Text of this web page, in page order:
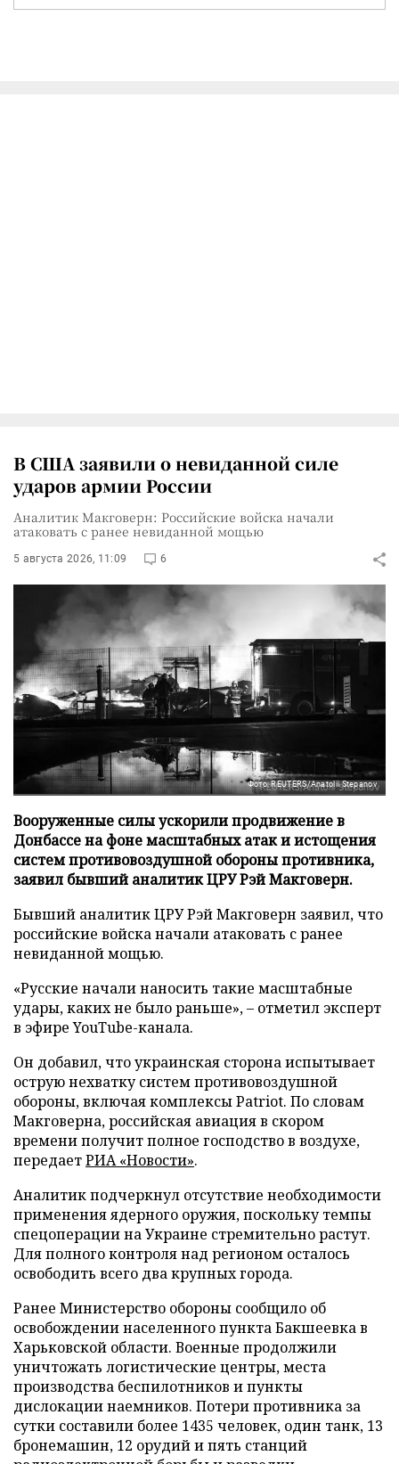
В США заявили о невиданной силе
ударов армии России
Аналитик Макговерн: Российские войска начали
атаковать с ранее невиданной мощью
5 августа 2026, 11:09 6
Фото: REUTERS/Anatolii Stepanov
Вооруженные силы ускорили продвижение в
Донбассе на фоне масштабных атак и истощения
систем противовоздушной обороны противника,
заявил бывший аналитик ЦРУ Рэй Макговерн.
Бывший аналитик ЦРУ Рэй Макговерн заявил, что
российские войска начали атаковать с ранее
невиданной мощью.
«Русские начали наносить такие масштабные
удары, каких не было раньше», – отметил эксперт
в эфире YouTube-канала.
Он добавил, что украинская сторона испытывает
острую нехватку систем противовоздушной
обороны, включая комплексы Patriot. По словам
Макговерна, российская авиация в скором
времени получит полное господство в воздухе,
передаетРИА «Новости».
Аналитик подчеркнул отсутствие необходимости
применения ядерного оружия, поскольку темпы
спецоперации на Украине стремительно растут.
Для полного контроля над регионом осталось
освободить всего два крупных города.
Ранее Министерство обороны сообщило об
освобождении населенного пункта Бакшеевка в
Харьковской области. Военные продолжили
уничтожать логистические центры, места
производства беспилотников и пункты
дислокации наемников. Потери противника за
сутки составили более 1435 человек, один танк, 13
бронемашин, 12 орудий и пять станций